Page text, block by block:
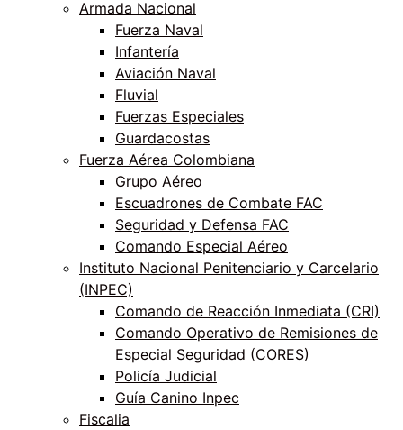
Armada Nacional
Fuerza Naval
Infantería
Aviación Naval
Fluvial
Fuerzas Especiales
Guardacostas
Fuerza Aérea Colombiana
Grupo Aéreo
Escuadrones de Combate FAC
Seguridad y Defensa FAC
Comando Especial Aéreo
Instituto Nacional Penitenciario y Carcelario
(INPEC)
Comando de Reacción Inmediata (CRI)
Comando Operativo de Remisiones de
Especial Seguridad (CORES)
Policía Judicial
Guía Canino Inpec
Fiscalia